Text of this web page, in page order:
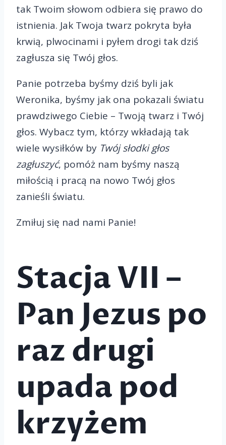
tak Twoim słowom odbiera się prawo do
istnienia. Jak Twoja twarz pokryta była
krwią, plwocinami i pyłem drogi tak dziś
zagłusza się Twój głos.
Panie potrzeba byśmy dziś byli jak
Weronika, byśmy jak ona pokazali światu
prawdziwego Ciebie – Twoją twarz i Twój
głos. Wybacz tym, którzy wkładają tak
wiele wysiłków by Twój słodki głos
zagłuszyć, pomóż nam byśmy naszą
miłością i pracą na nowo Twój głos
zanieśli światu.
Zmiłuj się nad nami Panie!
Stacja VII –
Pan Jezus po
raz drugi
upada pod
krzyżem